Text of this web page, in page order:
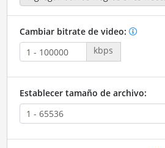
Cambiar bitrate de video:
kbps
Establecer tamaño de archivo: